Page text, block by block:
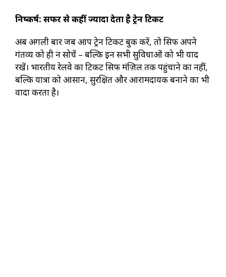
निष्कर्ष: सफर से कहीं ज्यादा देता है ट्रेन टिकट
अब अगली बार जब आप ट्रेन टिकट बुक करें, तो सिर्फ अपने
गंतव्य को ही न सोचें – बल्कि इन सभी सुविधाओं को भी याद
रखें। भारतीय रेलवे का टिकट सिर्फ मंज़िल तक पहुंचाने का नहीं,
बल्कि यात्रा को आसान, सुरक्षित और आरामदायक बनाने का भी
वादा करता है।